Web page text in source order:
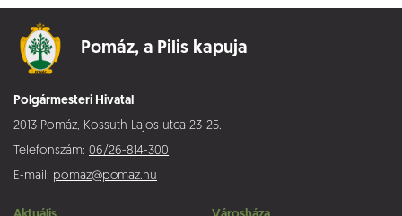
Pomáz, a Pilis kapuja
Polgármesteri Hivatal
2013 Pomáz, Kossuth Lajos utca 23-25.
Telefonszám: 06/26-814-300
E-mail: pomaz@pomaz.hu